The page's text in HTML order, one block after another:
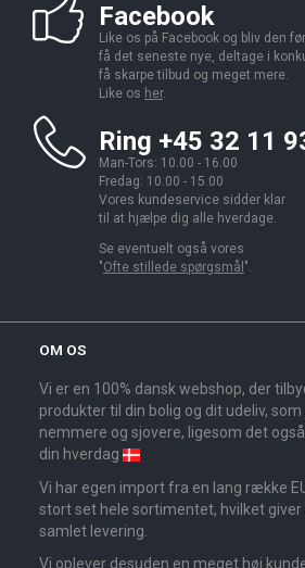
Facebook
Like os på Facebook og bliv den
få det seneste nye, deltage i
få skarpe tilbud og meget mere.
Like os her.
Ring +45 32 11
Man-Tors: 10.00 - 16.00
Fredag: 10.00 - 15.00
Vores kundeservice sidder klar
til at hjælpe dig alle hverdage.
Se eventuelt også vores
"Ofte stillede spørgsmål ".
OM OS
Vi er en 100% dansk webshop, der
produkter til din bolig og dit udeliv,
nemmere og sjovere, ligesom det
din hverdag
Vi har egen import fra en lang række
stort set hele sortimentet, hvilket giver
samlet levering.
Vi oplever desuden en meget høj